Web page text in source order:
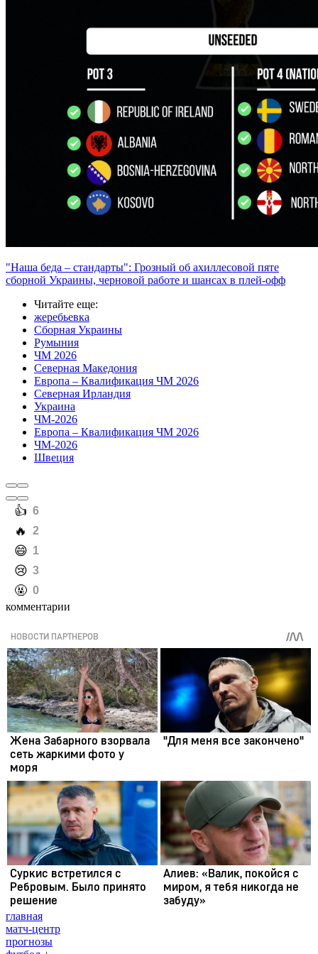
"Наша беда – стандарты": Грозный об ахиллесовой пяте
сборной Украины, черновой работе и шансах в плей-офф
Читайте еще:
жеребьевка
Сборная Украины
Румыния
ЧМ 2026
Северная Македония
Европа – Квалификация ЧМ 2026
Северная Ирландия
Украина
ЧМ-2026
Европа – Квалификация ЧМ 2026
ЧМ-2026
Швеция
️👍 6
️🔥 2
️😄 1
️😢 3
️🤬 0
комментарии
главная
матч-центр
прогнозы